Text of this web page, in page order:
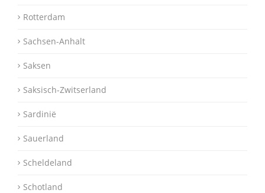
Rotterdam
Sachsen-Anhalt
Saksen
Saksisch-Zwitserland
Sardinië
Sauerland
Scheldeland
Schotland